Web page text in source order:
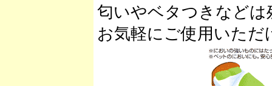
匂いやベタつきなどは
お気軽にご使用いただ